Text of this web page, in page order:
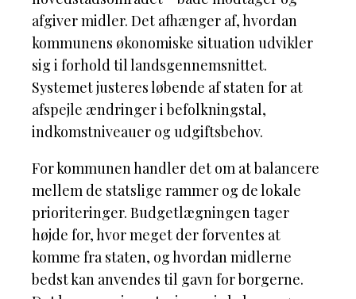
afgiver midler. Det afhænger af, hvordan
kommunens økonomiske situation udvikler
sig i forhold til landsgennemsnittet.
Systemet justeres løbende af staten for at
afspejle ændringer i befolkningstal,
indkomstniveauer og udgiftsbehov.
For kommunen handler det om at balancere
mellem de statslige rammer og de lokale
prioriteringer. Budgetlægningen tager
højde for, hvor meget der forventes at
komme fra staten, og hvordan midlerne
bedst kan anvendes til gavn for borgerne.